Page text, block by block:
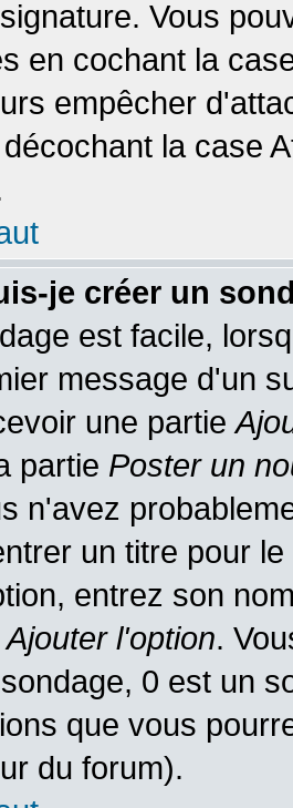
Vous
en cochant la
empêcher
la case
je créer un
est facile,
message d'un
une partie
partie Poster un
n'avez
un titre pour
entrez son
Ajouter l'option.
0 est un
que vous
du forum).